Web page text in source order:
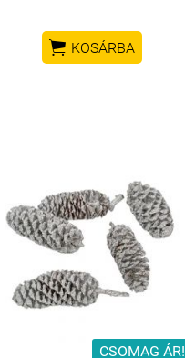
 KOSÁRBA
CSOMAG ÁR!